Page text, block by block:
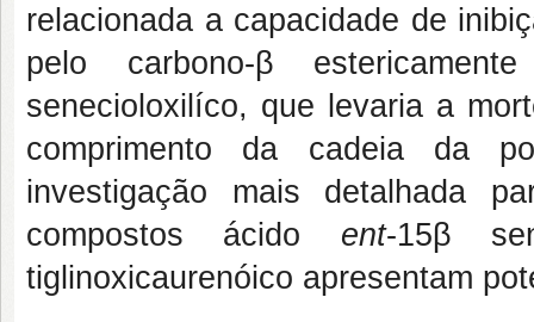
relacionada a capacidade de
pelo carbono-β
senecioloxilíco, que levaria a
comprimento da cadeia da
investigação mais detalhada
compostos ácido ent-15β
tiglinoxicaurenóico apresentam